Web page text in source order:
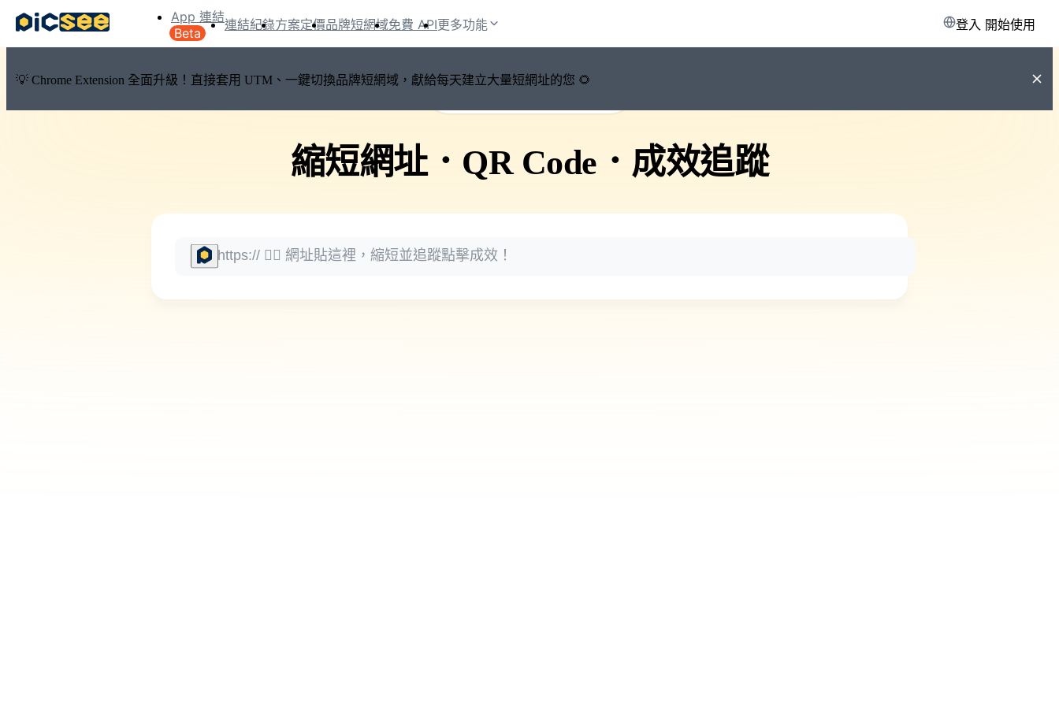
💡 Chrome Extension 全面升級！直接套用 UTM、一鍵切換品牌短網域，獻給每天建立大量短網址的您 🌻
App 連結
Beta
連結紀錄方案定價品牌短網域免費 API更多功能 登入 開始使用
🚀 PicSee 短網址永久有效
縮短網址． QR Code ． 成效追蹤